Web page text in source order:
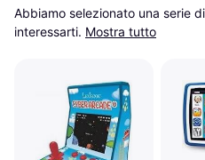
Abbiamo selezionato una serie
interessarti. Mostra tutto